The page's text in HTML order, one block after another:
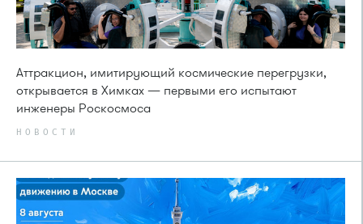
Аттракцион, имитирующий космические перегрузки,
открывается в Химках — первыми его испытают
инженеры Роскосмоса
НОВОСТИ